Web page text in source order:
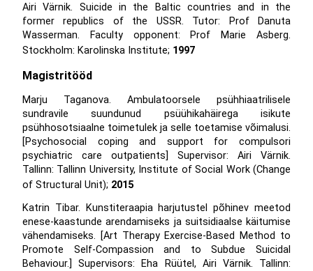
Airi Värnik. Suicide in the Baltic countries and in the
former republics of the USSR. Tutor: Prof Danuta
Wasserman. Faculty opponent: Prof Marie Asberg.
Stockholm: Karolinska Institute; 1997
Magistritööd
Marju Taganova. Ambulatoorsele psühhiaatrilisele
sundravile suundunud psüühikahäirega isikute
psühhosotsiaalne toimetulek ja selle toetamise võimalusi.
[Psychosocial coping and support for compulsori
psychiatric care outpatients] Supervisor: Airi Värnik.
Tallinn: Tallinn University, Institute of Social Work (Change
of Structural Unit); 2015
Katrin Tibar. Kunstiteraapia harjutustel põhinev meetod
enese-kaastunde arendamiseks ja suitsidiaalse käitumise
vähendamiseks. [Art Therapy Exercise-Based Method to
Promote Self-Compassion and to Subdue Suicidal
Behaviour.] Supervisors: Eha Rüütel, Airi Värnik. Tallinn: